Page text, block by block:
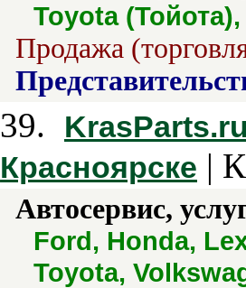
Toyota
Продажа
39.
Красноярске |
Автосервис,
Ford, Honda,
Toyota,